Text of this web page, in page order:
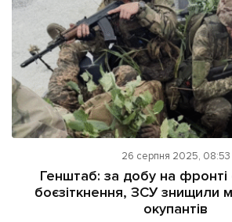
26 серпня 2025, 08:53
Генштаб: за добу на фронті
боєзіткнення, ЗСУ знищили
окупантів